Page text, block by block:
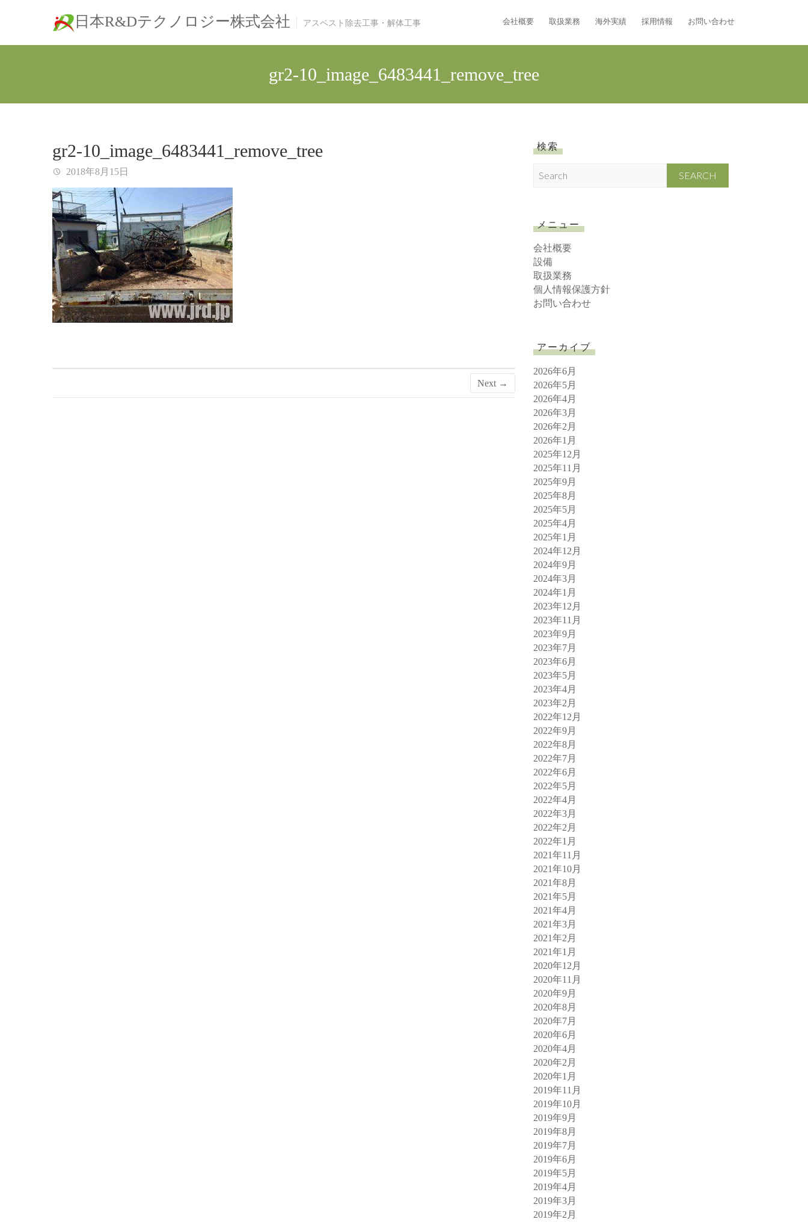
日本R&Dテクノロジー株式会社 アスベスト除去工事・解体工事 会社概要 取扱業務 海外実績 採用情報 お問い合わせ
gr2-10_image_6483441_remove_tree
gr2-10_image_6483441_remove_tree
2018年8月15日
Next →
検索
cメニュー
会社概要
設備
取扱業務
個人情報保護方針
お問い合わせ
アーカイブ
2026年6月
2026年5月
2026年4月
2026年3月
2026年2月
2026年1月
2025年12月
2025年11月
2025年9月
2025年8月
2025年5月
2025年4月
2025年1月
2024年12月
2024年9月
2024年3月
2024年1月
2023年12月
2023年11月
2023年9月
2023年7月
2023年6月
2023年5月
2023年4月
2023年2月
2022年12月
2022年9月
2022年8月
2022年7月
2022年6月
2022年5月
2022年4月
2022年3月
2022年2月
2022年1月
2021年11月
2021年10月
2021年8月
2021年5月
2021年4月
2021年3月
2021年2月
2021年1月
2020年12月
2020年11月
2020年9月
2020年8月
2020年7月
2020年6月
2020年4月
2020年2月
2020年1月
2019年11月
2019年10月
2019年9月
2019年8月
2019年7月
2019年6月
2019年5月
2019年4月
2019年3月
2019年2月